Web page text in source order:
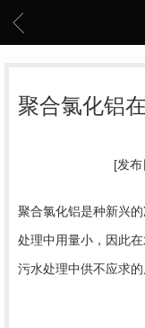
聚合氯化铝
[发
聚合氯化铝是种新兴
处理中用量小，因此
污水处理中供不应求